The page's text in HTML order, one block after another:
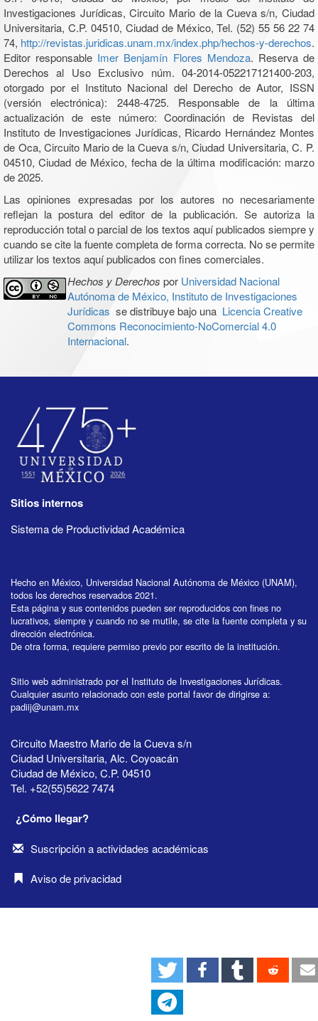
Investigaciones Jurídicas, Circuito Mario de la Cueva s/n, Ciudad
Universitaria, C.P. 04510, Ciudad de México, Tel. (52) 55 56 22 74
74, http://revistas.juridicas.unam.mx/index.php/hechos-y-derechos.
Editor responsable Imer Benjamín Flores Mendoza. Reserva de
Derechos al Uso Exclusivo núm. 04-2014-052217121400-203,
otorgado por el Instituto Nacional del Derecho de Autor, ISSN
(versión electrónica): 2448-4725. Responsable de la última
actualización de este número: Coordinación de Revistas del
Instituto de Investigaciones Jurídicas, Ricardo Hernández Montes
de Oca, Circuito Mario de la Cueva s/n, Ciudad Universitaria, C. P.
04510, Ciudad de México, fecha de la última modificación: marzo
de 2025.
Las opiniones expresadas por los autores no necesariamente
reflejan la postura del editor de la publicación. Se autoriza la
reproducción total o parcial de los textos aquí publicados siempre y
cuando se cite la fuente completa de forma correcta. No se permite
utilizar los textos aquí publicados con fines comerciales.
Hechos y Derechos por Universidad Nacional
Autónoma de México, Instituto de Investigaciones
Jurídicas se distribuye bajo una Licencia Creative
Commons Reconocimiento-NoComercial 4.0
Internacional.
Sitios internos
Sistema de Productividad Académica
Hecho en México, Universidad Nacional Autónoma de México (UNAM),
todos los derechos reservados 2021.
Esta página y sus contenidos pueden ser reproducidos con fines no
lucrativos, siempre y cuando no se mutile, se cite la fuente completa y su
dirección electrónica.
De otra forma, requiere permiso previo por escrito de la institución.
Sitio web administrado por el Instituto de Investigaciones Jurídicas.
Cualquier asunto relacionado con este portal favor de dirigirse a:
padiij@unam.mx
Circuito Maestro Mario de la Cueva s/n
Ciudad Universitaria, Alc. Coyoacán
Ciudad de México, C.P. 04510
Tel. +52(55)5622 7474
¿Cómo llegar?
Suscripción a actividades académicas
Aviso de privacidad